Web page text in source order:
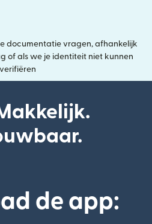
documentatie vragen, afhankelijk
of als we je identiteit niet kunnen
verifiëren
de app: